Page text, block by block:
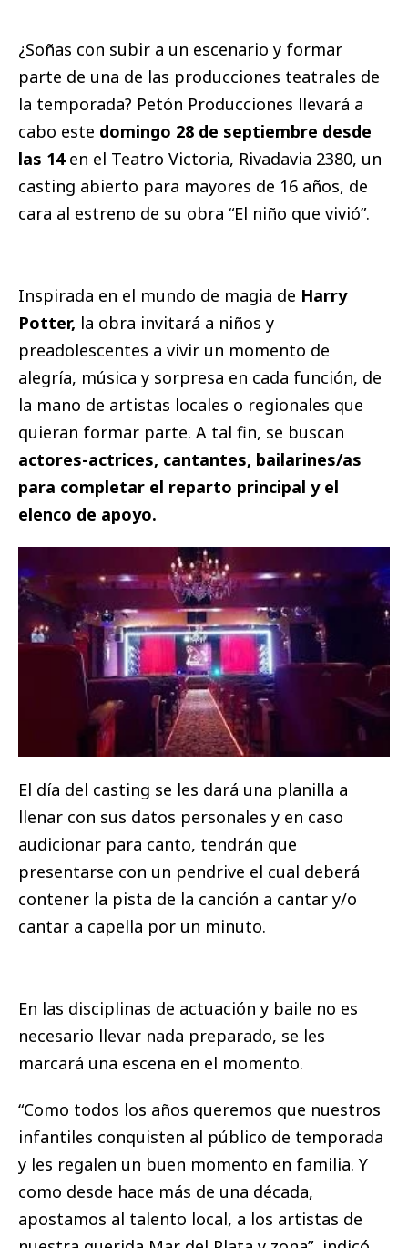
¿Soñas con subir a un escenario y formar
parte de una de las producciones teatrales de
la temporada? Petón Producciones llevará a
cabo este domingo 28 de septiembre desde
las 14 en el Teatro Victoria, Rivadavia 2380, un
casting abierto para mayores de 16 años, de
cara al estreno de su obra “El niño que vivió”.
Inspirada en el mundo de magia de Harry
Potter, la obra invitará a niños y
preadolescentes a vivir un momento de
alegría, música y sorpresa en cada función, de
la mano de artistas locales o regionales que
quieran formar parte. A tal fin, se buscan
actores-actrices, cantantes, bailarines/as
para completar el reparto principal y el
elenco de apoyo.
El día del casting se les dará una planilla a
llenar con sus datos personales y en caso
audicionar para canto, tendrán que
presentarse con un pendrive el cual deberá
contener la pista de la canción a cantar y/o
cantar a capella por un minuto.
En las disciplinas de actuación y baile no es
necesario llevar nada preparado, se les
marcará una escena en el momento.
“Como todos los años queremos que nuestros
infantiles conquisten al público de temporada
y les regalen un buen momento en familia. Y
como desde hace más de una década,
apostamos al talento local, a los artistas de